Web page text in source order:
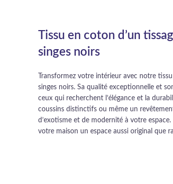
Tissu en coton d’un
singes noirs
Transformez votre intérieur avec notre
singes noirs. Sa qualité exceptionnelle et
ceux qui recherchent l’élégance et la
coussins distinctifs ou même un
d’exotisme et de modernité à votre
votre maison un espace aussi original que